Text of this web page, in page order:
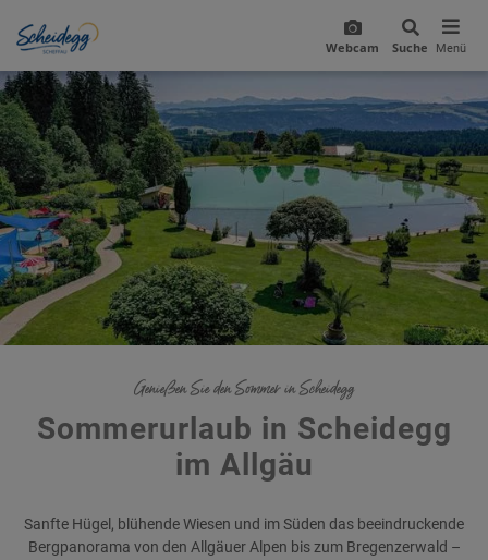
Webcam Suche Menü
Genießen Sie den Sommer in Scheidegg
Sommerurlaub in Scheidegg
im Allgäu
Sanfte Hügel, blühende Wiesen und im Süden das beeindruckende
Bergpanorama von den Allgäuer Alpen bis zum Bregenzerwald –